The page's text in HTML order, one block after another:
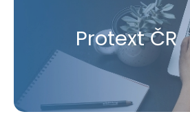
Protext ČR